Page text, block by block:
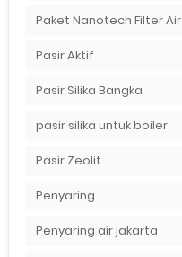
Paket Nanotech Filter Air
Pasir Aktif
Pasir Silika Bangka
pasir silika untuk boiler
Pasir Zeolit
Penyaring
Penyaring air jakarta